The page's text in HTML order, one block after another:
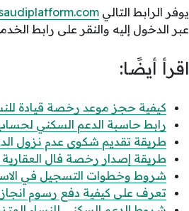
يوفر الرابط التالي
عبر الدخول إليه والنقر على رابط
اقرأ أيضًا:
كيفية حجز موعد رخصة قيادة
رابط حاسبة الدعم السكني لحساب
طريقة تقديم شكوى عدم نزول الدعم
طريقة إصدار رخصة فال العقارية
شروط وخطوات التسجيل في
تعرف على كيفية دفع رسوم انجاز